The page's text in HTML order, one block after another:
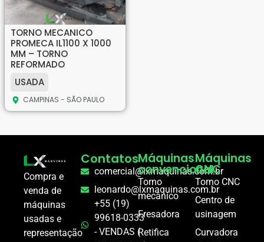
TORNO MECANICO
PROMECA IL1100 X 1000
MM – TORNO
REFORMADO
USADA
CAMPINAS - SÃO PAULO
Compra e
venda de
máquinas
usadas e
representação
Contatos
comercial@lxmaquinas.com.br
leonardo@lxmaquinas.com.br
+55 (19)
99618-0333
- VENDAS (
Máquinas
convencional
Torno
mecânico
Fresadora
Retifica
Máquinas
CNC
Torno CNC
Centro de
usinagem
Curvadora